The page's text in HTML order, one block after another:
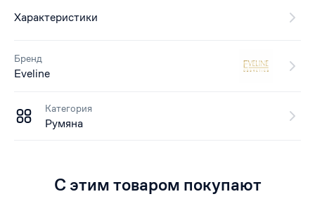
Характеристики
Бренд
Eveline
Категория
Румяна
С этим товаром покупают